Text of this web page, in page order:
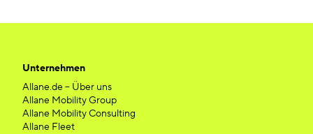
Unternehmen
Allane.de – Über uns
Allane Mobility Group
Allane Mobility Consulting
Allane Fleet